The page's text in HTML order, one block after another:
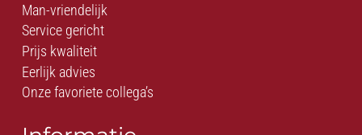
Man-vriendelijk
Service gericht
Prijs kwaliteit
Eerlijk advies
Onze favoriete collega’s